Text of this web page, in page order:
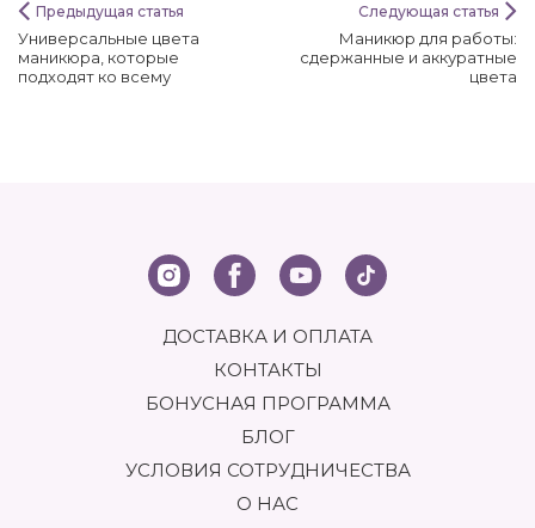
Предыдущая статья
Универсальные цвета
маникюра, которые
подходят ко всему
Следующая статья
Маникюр для работы:
сдержанные и аккуратные
цвета
ДОСТАВКА И ОПЛАТА
КОНТАКТЫ
БОНУСНАЯ ПРОГРАММА
БЛОГ
УСЛОВИЯ СОТРУДНИЧЕСТВА
О НАС